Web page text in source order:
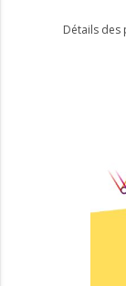
Détails des